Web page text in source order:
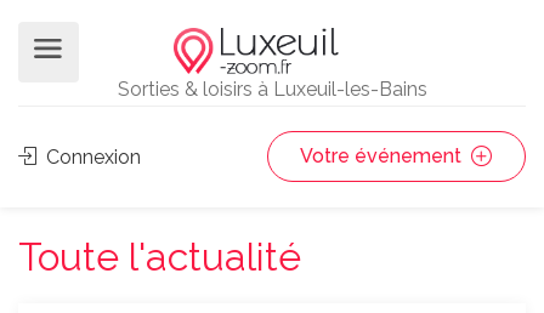
Sorties & loisirs à Luxeuil-les-Bains
Connexion Votre événement
Toute l'actualité